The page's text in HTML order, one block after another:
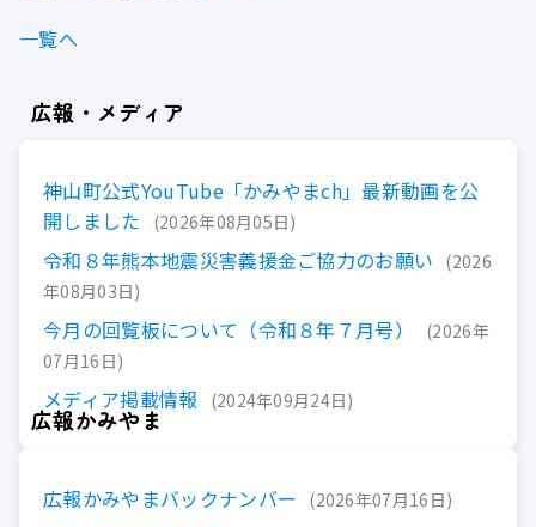
一覧へ
広報・メディア
神山町公式YouTube「かみやまch」最新動画を公
開しました
2026年08月05日
令和８年熊本地震災害義援金ご協力のお願い
2026
年08月03日
今月の回覧板について（令和８年７月号）
2026年
07月16日
メディア掲載情報 2024年09月24日
広報かみやま
広報かみやまバックナンバー 2026年07月16日